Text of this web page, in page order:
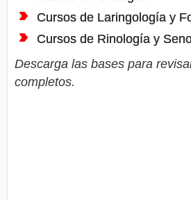
Cursos de Laringología y
Cursos de Rinología y
Descarga las bases para
completos.